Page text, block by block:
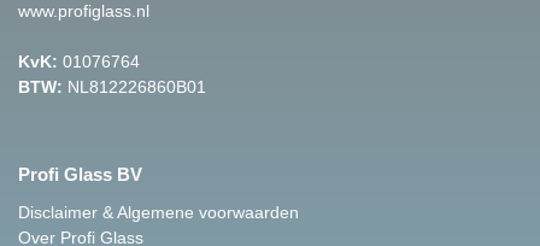
www.profiglass.nl
KvK: 01076764
BTW: NL812226860B01
Profi Glass BV
Disclaimer & Algemene voorwaarden
Over Profi Glass